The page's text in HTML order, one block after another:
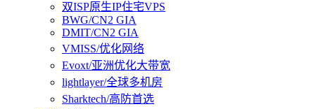
双ISP原生IP住宅VPS
BWG/CN2 GIA
DMIT/CN2 GIA
VMISS/优化网络
Evoxt/亚洲优化大带宽
lightlayer/全球多机房
Sharktech/高防首选